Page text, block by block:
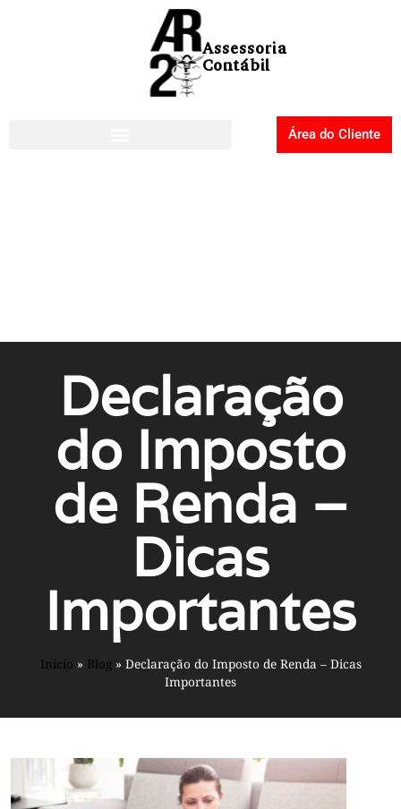
Área do Cliente
Declaração
do Imposto
de Renda –
Dicas
Importantes
Início » Blog » Declaração do Imposto de Renda – Dicas
Importantes